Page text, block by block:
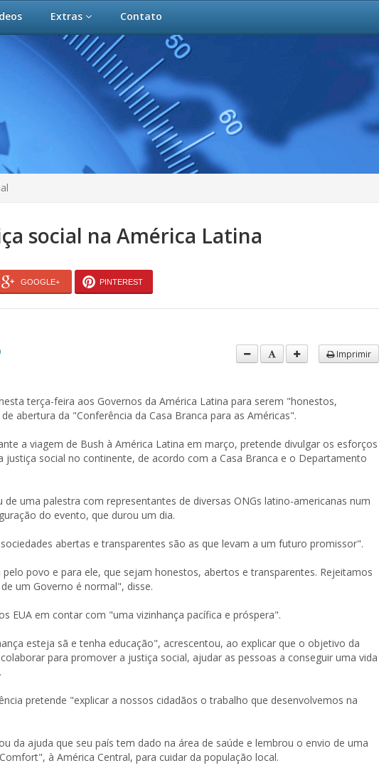
Extras Contato
social na América Latina
GOOGLE+ PINTEREST
Imprimir
terça-feira aos Governos da América Latina para serem "honestos,
abertura da "Conferência da Casa Branca para as Américas".
a viagem de Bush à América Latina em março, pretende divulgar os esforços
justiça social no continente, de acordo com a Casa Branca e o Departamento
uma palestra com representantes de diversas ONGs latino-americanas num
do evento, que durou um dia.
abertas e transparentes são as que levam a um futuro promissor".
povo e para ele, que sejam honestos, abertos e transparentes. Rejeitamos
um Governo é normal", disse.
EUA em contar com "uma vizinhança pacífica e próspera".
esteja sã e tenha educação", acrescentou, ao explicar que o objetivo da
para promover a justiça social, ajudar as pessoas a conseguir uma vida
pretende "explicar a nossos cidadãos o trabalho que desenvolvemos na
da ajuda que seu país tem dado na área de saúde e lembrou o envio de uma
à América Central, para cuidar da população local.